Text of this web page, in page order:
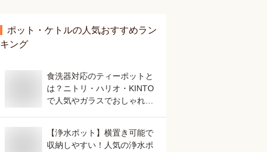
ポット・ケトルの人気おすすめラン
キング
食洗器対応のティーポットと
は？ニトリ・ハリオ・KINTO
で人気やガラスでおしゃれな
【浄水ポット】横置き可能で
収納しやすい！人気の浄水ポ